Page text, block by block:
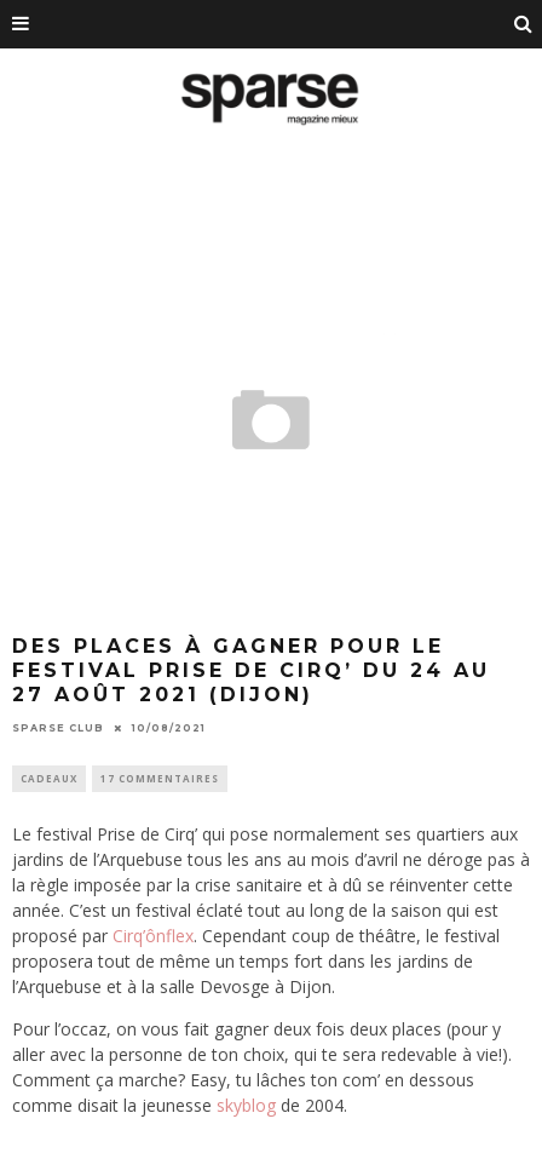
DES PLACES À GAGNER POUR LE
FESTIVAL PRISE DE CIRQ’ DU 24 AU
27 AOÛT 2021 (DIJON)
SPARSE CLUB 10/08/2021
CADEAUX 17 COMMENTAIRES
Le festival Prise de Cirq’ qui pose normalement ses quartiers aux
jardins de l’Arquebuse tous les ans au mois d’avril ne déroge pas à
la règle imposée par la crise sanitaire et à dû se réinventer cette
année. C’est un festival éclaté tout au long de la saison qui est
proposé par Cirq’ônflex. Cependant coup de théâtre, le festival
proposera tout de même un temps fort dans les jardins de
l’Arquebuse et à la salle Devosge à Dijon.
Pour l’occaz, on vous fait gagner deux fois deux places (pour y
aller avec la personne de ton choix, qui te sera redevable à vie!).
Comment ça marche? Easy, tu lâches ton com’ en dessous
comme disait la jeunesse skyblog de 2004.